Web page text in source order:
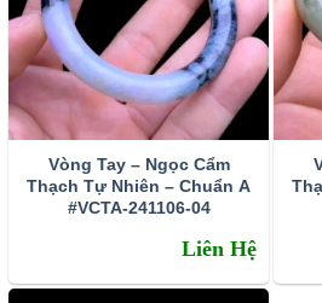
nhưng trữ lượng không lớn lắm.
Vòng Tay – Ngọc Cẩm
Thạch Tự Nhiên – Chuẩn A
#VCTA-241106-04
Liên Hệ